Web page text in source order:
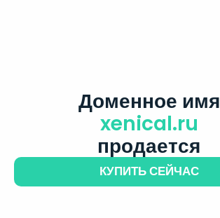
Доменное имя
xenical.ru
продается
КУПИТЬ СЕЙЧАС